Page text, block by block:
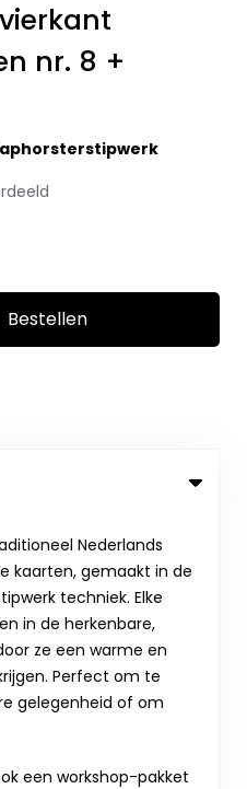
nr. 8 +
Bestellen
Nederlands
kaarten, gemaakt in de
techniek. Elke
in de herkenbare,
ze een warme en
Perfect om te
gelegenheid of om
een workshop-pakket